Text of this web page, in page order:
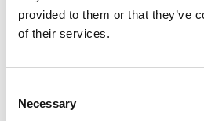
provided to them or that they’ve
of their services.
Selection
Necessary